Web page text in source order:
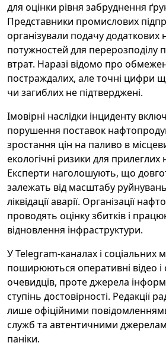
для оцінки рівня забруднення
Представники промислових
організували подачу додаткових
потужностей для перерозподілу
втрат. Наразі відомо про
постраждалих, але точні цифри
чи загиблих не підтверджені.
Імовірні наслідки інциденту
порушення поставок
зростання цін на паливо в
екологічні ризики для прилеглих
Експерти наголошують, що
залежать від масштабу
ліквідації аварії. Організації
проводять оцінку збитків і
відновлення інфраструктури.
У Telegram-каналах і соціальних
поширюються оперативні відео і
очевидців, проте джерела
ступінь достовірності. Редакції
лише офіційними
служб та автентичними
паніки.